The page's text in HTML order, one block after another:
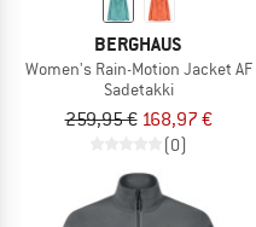
BERGHAUS
Women's Rain-Motion Jacket AF
Sadetakki
259,95 € 168,97 €
(0)